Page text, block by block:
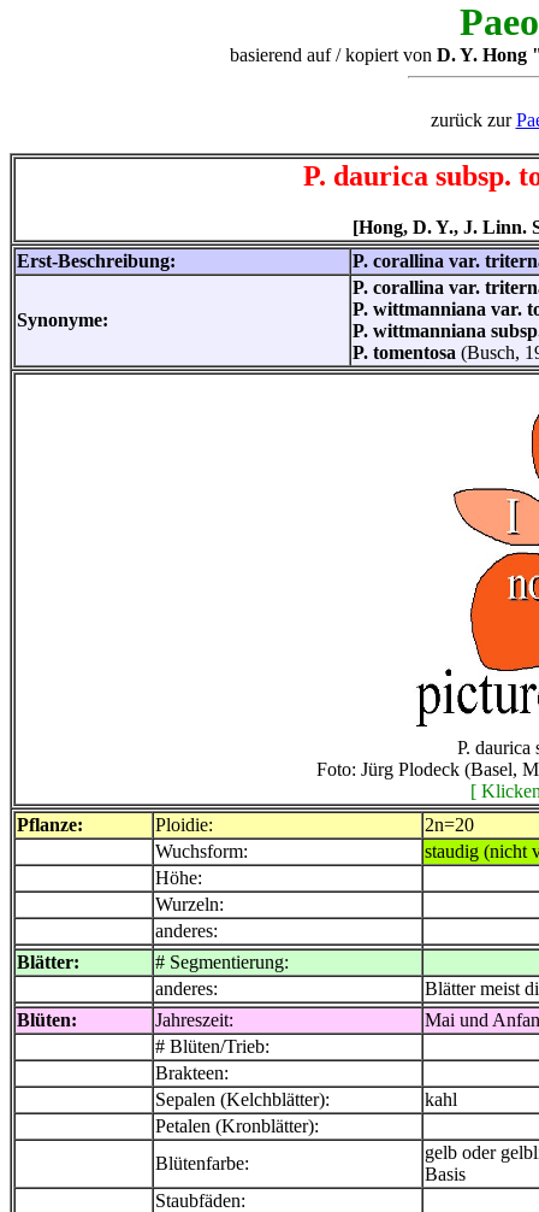
basierend auf / kopiert von D. Y. Hong
zurück zur
P. daurica subsp.
[Hong, D. Y., J. Linn.
Erst-Beschreibung:
P. corallina var.
Synonyme:
P. corallina var.
P. wittmanniana var.
P. wittmanniana
P. tomentosa (Busch,
P. daurica
Foto: Jürg Plodeck (Basel,
[
Pflanze:
Ploidie:
2n=20
Wuchsform:
staudig (nicht
Höhe:
Wurzeln:
anderes:
Blätter:
# Segmentierung:
anderes:
Blätter meist
Blüten:
Jahreszeit:
Mai und
# Blüten/Trieb:
Brakteen:
Sepalen (Kelchblätter):
kahl
Petalen (Kronblätter):
Blütenfarbe:
gelb oder
Basis
Staubfäden: